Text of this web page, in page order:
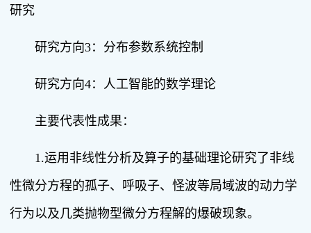
研究
研究方向3：分布参数系统控制
研究方向4：人工智能的数学理论
主要代表性成果：
1.运用非线性分析及算子的基础理论研究了非线
性微分方程的孤子、呼吸子、怪波等局域波的动力学
行为以及几类抛物型微分方程解的爆破现象。